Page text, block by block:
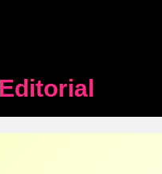
Editorial